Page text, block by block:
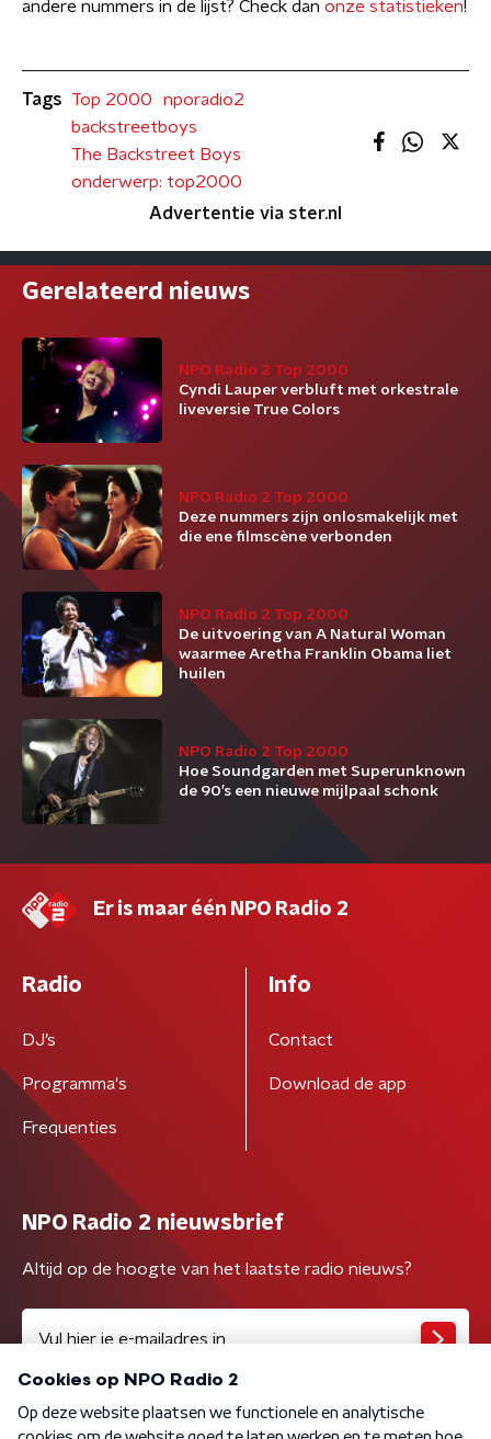
andere nummers in de lijst? Check dan onze statistieken!
Tags Top 2000
nporadio2
backstreetboys
The Backstreet Boys
onderwerp: top2000
Advertentie via ster.nl
Gerelateerd nieuws
NPO Radio 2 Top 2000
Cyndi Lauper verbluft met orkestrale
liveversie True Colors
NPO Radio 2 Top 2000
Deze nummers zijn onlosmakelijk met
die ene filmscène verbonden
NPO Radio 2 Top 2000
De uitvoering van A Natural Woman
waarmee Aretha Franklin Obama liet
huilen
NPO Radio 2 Top 2000
Hoe Soundgarden met Superunknown
de 90’s een nieuwe mijlpaal schonk
Er is maar één NPO Radio 2
Radio
DJ’s
Programma's
Frequenties
Info
Contact
Download de app
NPO Radio 2 nieuwsbrief
Altijd op de hoogte van het laatste radio nieuws?